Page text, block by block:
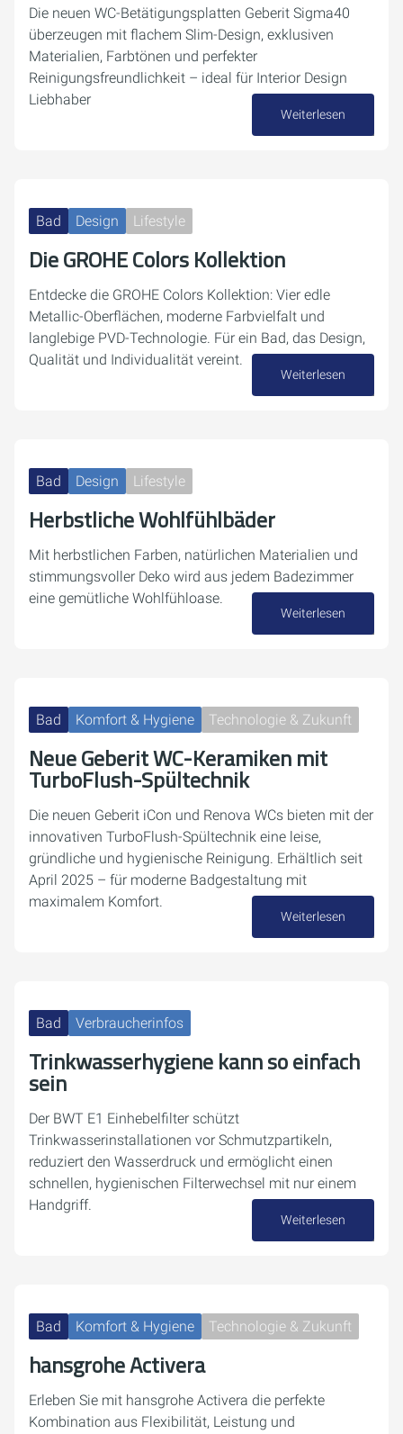
Die neuen WC-Betätigungsplatten Geberit Sigma40
überzeugen mit flachem Slim-Design, exklusiven
Materialien, Farbtönen und perfekter
Reinigungsfreundlichkeit – ideal für Interior Design
Liebhaber
Weiterlesen
Bad Design Lifestyle
Die GROHE Colors Kollektion
Entdecke die GROHE Colors Kollektion: Vier edle
Metallic-Oberflächen, moderne Farbvielfalt und
langlebige PVD-Technologie. Für ein Bad, das Design,
Qualität und Individualität vereint.
Weiterlesen
Bad Design Lifestyle
Herbstliche Wohlfühlbäder
Mit herbstlichen Farben, natürlichen Materialien und
stimmungsvoller Deko wird aus jedem Badezimmer
eine gemütliche Wohlfühloase.
Weiterlesen
Bad Komfort & Hygiene Technologie & Zukunft
Neue Geberit WC-Keramiken mit
TurboFlush-Spültechnik
Die neuen Geberit iCon und Renova WCs bieten mit der
innovativen TurboFlush-Spültechnik eine leise,
gründliche und hygienische Reinigung. Erhältlich seit
April 2025 – für moderne Badgestaltung mit
maximalem Komfort.
Weiterlesen
Bad Verbraucherinfos
Trinkwasserhygiene kann so einfach
sein
Der BWT E1 Einhebelfilter schützt
Trinkwasserinstallationen vor Schmutzpartikeln,
reduziert den Wasserdruck und ermöglicht einen
schnellen, hygienischen Filterwechsel mit nur einem
Handgriff.
Weiterlesen
Bad Komfort & Hygiene Technologie & Zukunft
hansgrohe Activera
Erleben Sie mit hansgrohe Activera die perfekte
Kombination aus Flexibilität, Leistung und